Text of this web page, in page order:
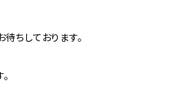
ちしております。